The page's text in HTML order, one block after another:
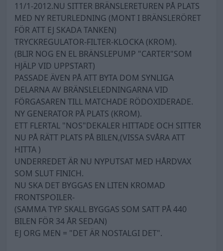
11/1-2012.NU SITTER BRÄNSLERETUREN PÅ PLATS
MED NY RETURLEDNING (MONT I BRÄNSLERÖRET
FÖR ATT EJ SKADA TANKEN)
TRYCKREGULATOR-FILTER-KLOCKA (KROM).
(BLIR NOG EN EL BRÄNSLEPUMP "CARTER"SOM
HJÄLP VID UPPSTART)
PASSADE ÄVEN PÅ ATT BYTA DOM SYNLIGA
DELARNA AV BRÄNSLELEDNINGARNA VID
FÖRGASAREN TILL MATCHADE RÖDOXIDERADE.
NY GENERATOR PÅ PLATS (KROM).
ETT FLERTAL "NOS"DEKALER HITTADE OCH SITTER
NU PÅ RÄTT PLATS PÅ BILEN,(VISSA SVÅRA ATT
HITTA )
UNDERREDET ÄR NU NYPUTSAT MED HÅRDVAX
SOM SLUT FINICH.
NU SKA DET BYGGAS EN LITEN KROMAD
FRONTSPOILER-
(SAMMA TYP SKALL BYGGAS SOM SATT PÅ 440
BILEN FÖR 34 ÅR SEDAN)
EJ ORG MEN = "DET ÄR NOSTALGI DET".